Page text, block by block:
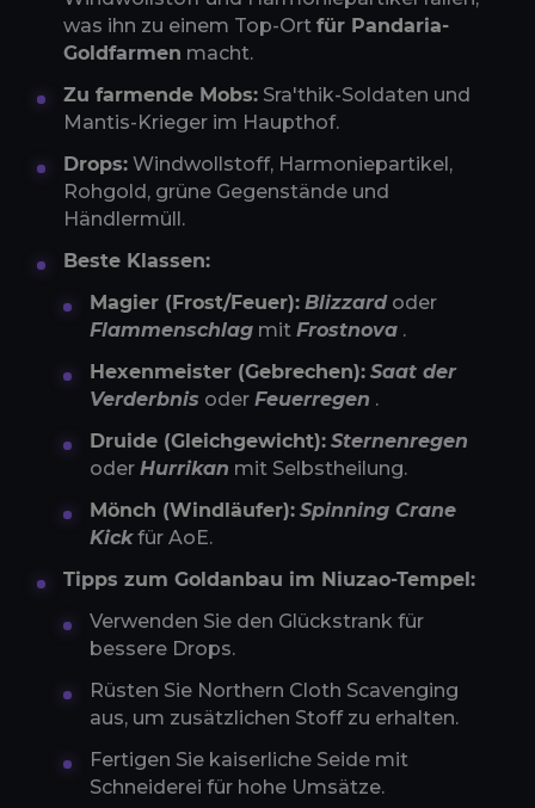
was ihn zu einem Top-Ort für Pandaria-
Goldfarmen macht.
Zu farmende Mobs: Sra'thik-Soldaten und
Mantis-Krieger im Haupthof.
Drops: Windwollstoff, Harmoniepartikel,
Rohgold, grüne Gegenstände und
Händlermüll.
Beste Klassen:
Magier (Frost/Feuer): Blizzardoder
Flammenschlag mit Frostnova .
Hexenmeister (Gebrechen): Saat der
Verderbnis oder Feuerregen .
Druide (Gleichgewicht): Sternenregen
oder Hurrikan mit Selbstheilung.
Mönch (Windläufer): Spinning Crane
Kickfür AoE.
Tipps zum Goldanbau im Niuzao-Tempel:
Verwenden Sie den Glückstrank für
bessere Drops.
Rüsten Sie Northern Cloth Scavenging
aus, um zusätzlichen Stoff zu erhalten.
Fertigen Sie kaiserliche Seide mit
Schneiderei für hohe Umsätze.